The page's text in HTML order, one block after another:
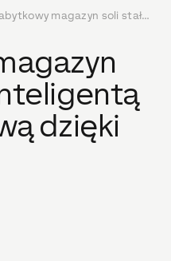
Zabytkowy magazyn soli stał się inteligentą salą eventową dzięki LOXONE
dzięki